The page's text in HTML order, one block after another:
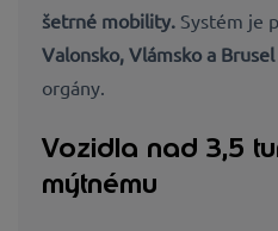
šetrné mobility. Systém je
Valonsko, Vlámsko a Brusel
orgány.
Vozidla nad 3,5
mýtnému